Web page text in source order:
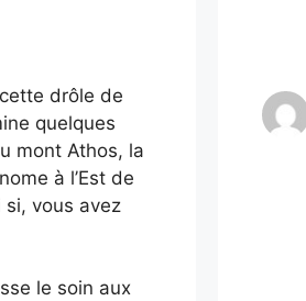
drôle de
quelques
mont Athos, la
à l’Est de
vous avez
le soin aux